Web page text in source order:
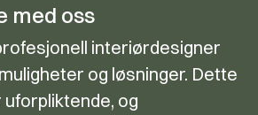
med oss
interiørdesigner
og løsninger. Dette
og